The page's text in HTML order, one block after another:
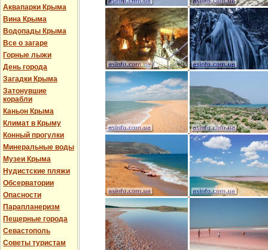
Аквапарки Крыма
Вина Крыма
Водопады Крыма
Все о загаре
Горные лыжи
День города
Загадки Крыма
Затонувшие
корабли
Каньон Крыма
Климат в Крыму
Конный прогулки
Минеральные воды
Музеи Крыма
Нудистские пляжи
Обсерватории
Опасности
Парапланеризм
Пещерные города
Севастополь
Советы туристам